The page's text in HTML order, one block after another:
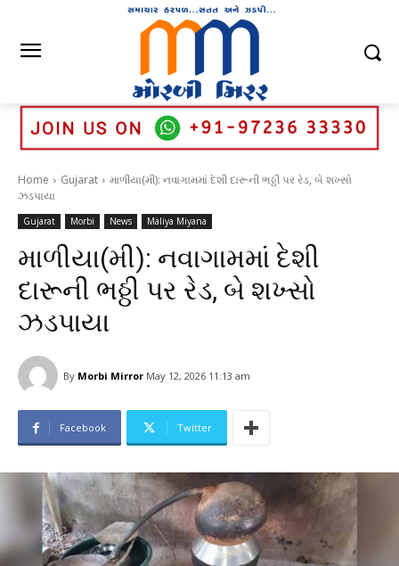
Home Gujarat
માળીયા(મી): નવાગામમાં દેશી દારૂની ભઠ્ઠી પર રેડ, બે શખ્સો
ઝડપાયા
Gujarat Morbi News Maliya Miyana
માળીયા(મી): નવાગામમાં દેશી
દારૂની ભઠ્ઠી પર રેડ, બે શખ્સો
ઝડપાયા
By Morbi Mirror May 12, 2026 11:13 am
Facebook Twitter